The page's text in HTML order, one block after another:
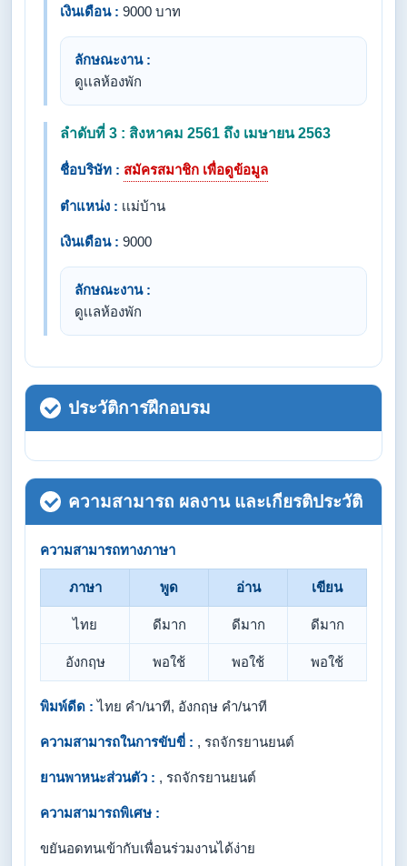
เงินเดือน : 9000 บาท
ลักษณะงาน :
ดูเเลห้องพัก
ลำดับที่ 3 : สิงหาคม 2561 ถึง เมษายน 2563
ชื่อบริษัท : สมัครสมาชิก เพื่อดูข้อมูล
ตำแหน่ง : เเม่บ้าน
เงินเดือน : 9000
ลักษณะงาน :
ดูเเลห้องพัก
ประวัติการฝึกอบรม
ความสามารถ ผลงาน และเกียรติประวัติ
ความสามารถทางภาษา
ภาษา พูด อ่าน เขียน
ไทย ดีมาก ดีมาก ดีมาก
อังกฤษ พอใช้ พอใช้ พอใช้
พิมพ์ดีด : ไทย คำ/นาที, อังกฤษ คำ/นาที
ความสามารถในการขับขี่ : , รถจักรยานยนต์
ยานพาหนะส่วนตัว : , รถจักรยานยนต์
ความสามารถพิเศษ :
ขยัน​อดทน​เข้ากับเพื่อนร่วมงานได้ง่าย